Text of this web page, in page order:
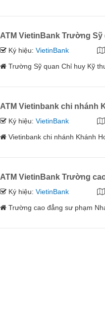
ATM VietinBank Trường
Ký hiệu:VietinBank
Trường Sỹ quan Chỉ huy Kỹ
ATM Vietinbank chi nhánh
Ký hiệu:VietinBank
Vietinbank chi nhánh Khánh
ATM VietinBank Trường
Ký hiệu:VietinBank
Trường cao đẳng sư phạm